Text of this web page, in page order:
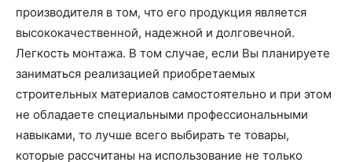
производителя в том, что его продукция является
высококачественной, надежной и долговечной.
Легкость монтажа. В том случае, если Вы планируете
заниматься реализацией приобретаемых
строительных материалов самостоятельно и при этом
не обладаете специальными профессиональными
навыками, то лучше всего выбирать те товары,
которые рассчитаны на использование не только